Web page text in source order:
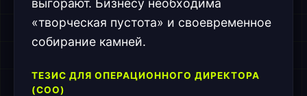
выгорают. Бизнесу необходима
«творческая пустота» и своевременное
собирание камней.
ТЕЗИС ДЛЯ ОПЕРАЦИОННОГО ДИРЕКТОРА
(COO)